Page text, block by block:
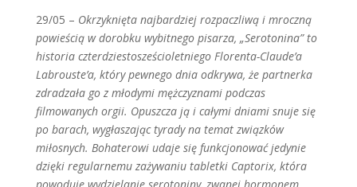
29/05 – Okrzyknięta najbardziej rozpaczliwą i mroczną
powieścią w dorobku wybitnego pisarza, „Serotonina” to
historia czterdziestosześcioletniego Florenta-Claude’a
Labrouste’a, który pewnego dnia odkrywa, że partnerka
zdradzała go z młodymi mężczyznami podczas
filmowanych orgii. Opuszcza ją i całymi dniami snuje się
po barach, wygłaszając tyrady na temat związków
miłosnych. Bohaterowi udaje się funkcjonować jedynie
dzięki regularnemu zażywaniu tabletki Captorix, która